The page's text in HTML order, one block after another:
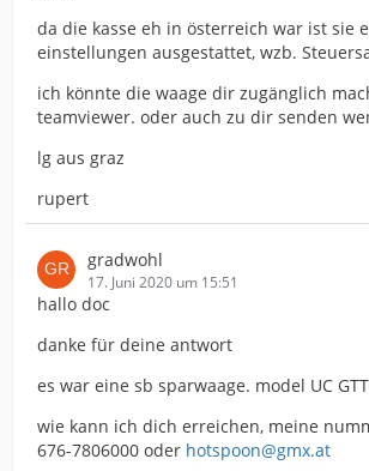
da die kasse eh in österreich war ist sie
einstellungen ausgestattet, wzb.
ich könnte die waage dir zugänglich
teamviewer. oder auch zu dir senden
lg aus graz
rupert
gradwohl
17. Juni 2020 um 15:51
hallo doc
danke für deine antwort
es war eine sb sparwaage. model UC
wie kann ich dich erreichen, meine
676-7806000 oder hotspoon@gmx.at